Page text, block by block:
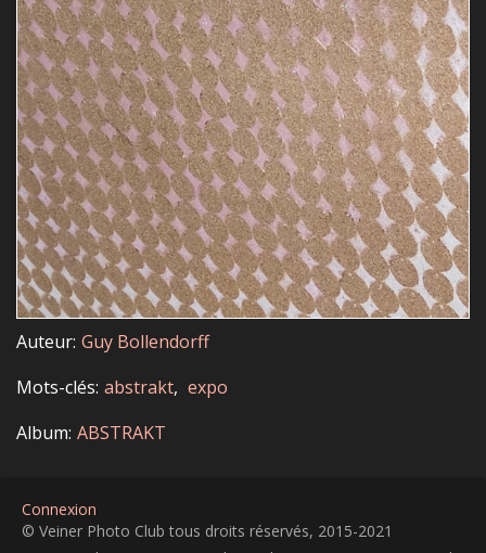
Auteur Guy Bollendorff
Mots-clés abstrakt expo
Album ABSTRAKT
Connexion
© Veiner Photo Club tous droits réservés, 2015-2021